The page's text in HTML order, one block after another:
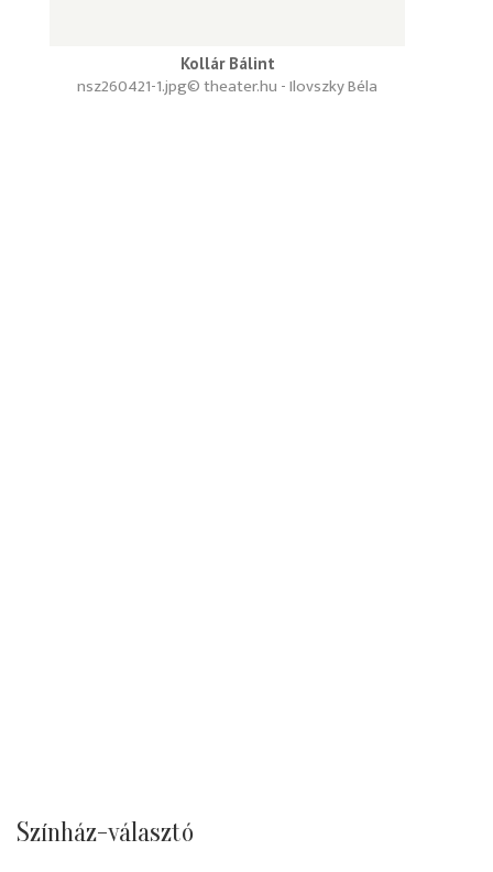
Kollár Bálint
© theater.hu - Ilovszky Béla
nsz260421-1.jpg
Színház-választó